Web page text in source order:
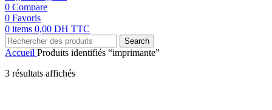
0 Compare
0 Favoris
0 items 0,00 DH TTC
Search
Accueil Produits identifiés “imprimante”
3 résultats affichés